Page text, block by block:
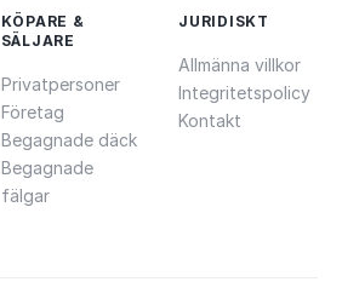
KÖPARE &
SÄLJARE
Privatpersoner
Företag
Begagnade däck
Begagnade
fälgar
JURIDISKT
Allmänna villkor
Integritetspolicy
Kontakt